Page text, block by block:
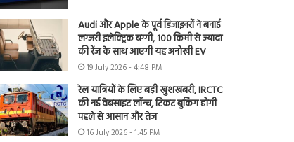
Audi और Apple के पूर्व डिजाइनरों ने बनाई
लग्जरी इलेक्ट्रिक बग्गी, 100 किमी से ज्यादा
की रेंज के साथ आएगी यह अनोखी EV
19 July 2026 - 4:48 PM
रेल यात्रियों के लिए बड़ी खुशखबरी, IRCTC
की नई वेबसाइट लॉन्च, टिकट बुकिंग होगी
पहले से आसान और तेज
16 July 2026 - 1:45 PM